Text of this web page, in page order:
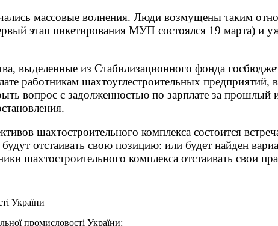
массовые волнения. Люди возмущены таким
этап пикетирования МУП состоялся 19 марта) и
выделенные из Стабилизационного фонда
работникам шахтоуглестроительных предприятий,
вопрос с задолженностью по зарплате за прошлый
шахтостроительного комплекса состоится
отстаивать свою позицию: или будет найден
шахтостроительного комплекса отстаивать свои
України
промисловості України: